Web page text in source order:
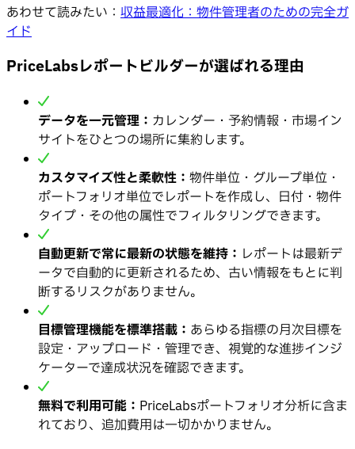
あわせて読みたい： 収益最適化：物件管理者のための完全ガ
イド
PriceLabsレポートビルダーが選ばれる理由
データを一元管理： カレンダー・予約情報・市場イン
サイトをひとつの場所に集約します。
カスタマイズ性と柔軟性： 物件単位・グループ単位・
ポートフォリオ単位でレポートを作成し、日付・物件
タイプ・その他の属性でフィルタリングできます。
自動更新で常に最新の状態を維持： レポートは最新デ
ータで自動的に更新されるため、古い情報をもとに判
断するリスクがありません。
目標管理機能を標準搭載： あらゆる指標の月次目標を
設定・アップロード・管理でき、視覚的な進捗インジ
ケーターで達成状況を確認できます。
無料で利用可能： PriceLabsポートフォリオ分析に含ま
れており、追加費用は一切かかりません。